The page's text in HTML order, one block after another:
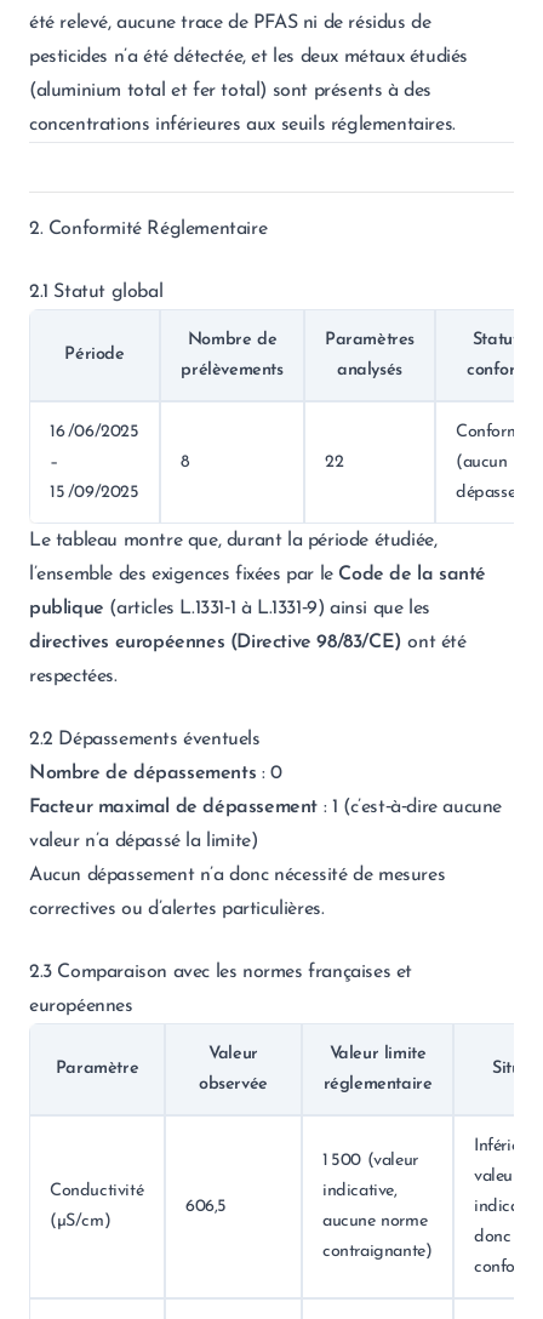
été relevé, aucune trace de PFAS ni de résidus de
pesticides n’a été détectée, et les deux métaux étudiés
(aluminium total et fer total) sont présents à des
concentrations inférieures aux seuils réglementaires.
2. Conformité Réglementaire
2.1 Statut global
Période
Nombre de
prélèvements
Paramètres
analysés
Statut de
16 /06/2025
–
15 /09/2025
8 22
Conforme
(aucun
Le tableau montre que, durant la période étudiée,
l’ensemble des exigences fixées par le Code de la santé
publique (articles L.1331‑1 à L.1331‑9) ainsi que les
directives européennes (Directive 98/83/CE) ont été
respectées.
2.2 Dépassements éventuels
Nombre de dépassements : 0
Facteur maximal de dépassement : 1 (c’est‑à‑dire aucune
valeur n’a dépassé la limite)
Aucun dépassement n’a donc nécessité de mesures
correctives ou d’alertes particulières.
2.3 Comparaison avec les normes françaises et
européennes
Paramètre
Valeur
observée
Valeur limite
réglementaire
Conductivité
(µS/cm)
606,5
1 500 (valeur
indicative,
aucune norme
contraignante)
valeur
donc
conforme